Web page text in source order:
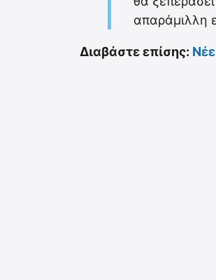
απαράμιλλη
Διαβάστε επίσης: